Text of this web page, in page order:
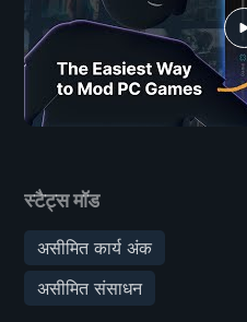
स्टैट्स मॉड
असीमित कार्य अंक
असीमित संसाधन